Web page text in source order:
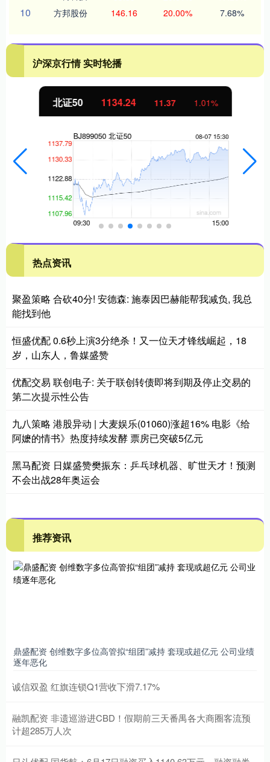
10 方邦股份 146.16 20.00% 7.68%
沪深京行情 实时轮播
北证50 1134.24 11.37 1.01%
热点资讯
聚盈策略 合砍40分! 安德森: 施泰因巴赫能帮我减负, 我总
能找到他
恒盛优配 0.6秒上演3分绝杀！又一位天才锋线崛起，18
岁，山东人，鲁媒盛赞
优配交易 联创电子: 关于联创转债即将到期及停止交易的
第二次提示性公告
九八策略 港股异动 | 大麦娱乐(01060)涨超16% 电影《给
阿嬷的情书》热度持续发酵 票房已突破5亿元
黑马配资 日媒盛赞樊振东：乒乓球机器、旷世天才！预测
不会出战28年奥运会
推荐资讯
鼎盛配资 创维数字多位高管拟“组团”减持 套现或超亿元 公司业绩
逐年恶化
诚信双盈 红旗连锁Q1营收下滑7.17%
融凯配资 非遗巡游进CBD！假期前三天番禺各大商圈客流预
计超285万人次